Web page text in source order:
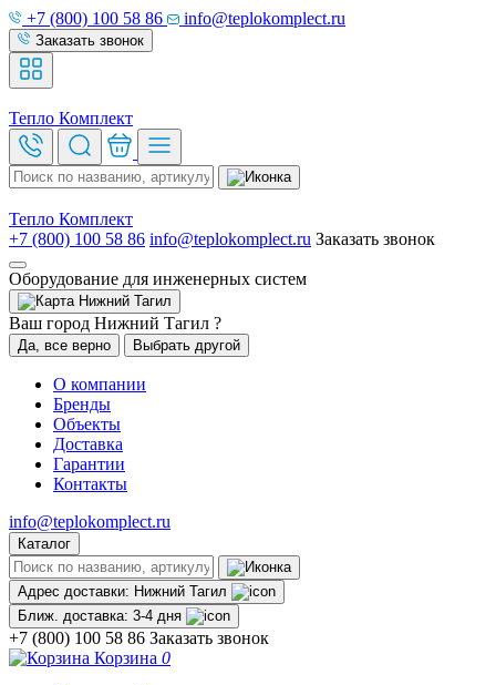
+7 (800) 100 58 86 info@teplokomplect.ru
Заказать звонок
Тепло Комплект
Тепло Комплект
+7 (800) 100 58 86 info@teplokomplect.ru Заказать звонок
Оборудование для инженерных систем
Нижний Тагил
Ваш город Нижний Тагил ?
Да, все верно Выбрать другой
О компании
Бренды
Объекты
Доставка
Гарантии
Контакты
info@teplokomplect.ru
Каталог
Адрес доставки: Нижний Тагил
Ближ. доставка: 3-4 дня
+7 (800) 100 58 86 Заказать звонок
Корзина 0